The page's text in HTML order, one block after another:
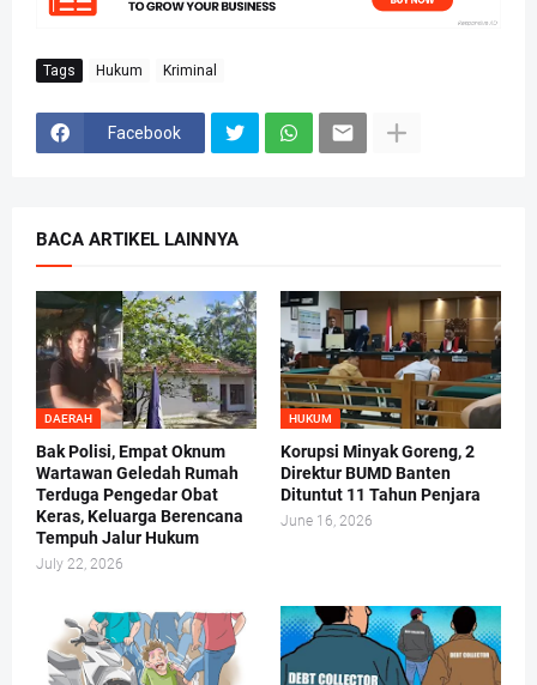
Tags Hukum Kriminal
Facebook
BACA ARTIKEL LAINNYA
DAERAH
Bak Polisi, Empat Oknum
Wartawan Geledah Rumah
Terduga Pengedar Obat
Keras, Keluarga Berencana
Tempuh Jalur Hukum
July 22, 2026
HUKUM
Korupsi Minyak Goreng, 2
Direktur BUMD Banten
Dituntut 11 Tahun Penjara
June 16, 2026